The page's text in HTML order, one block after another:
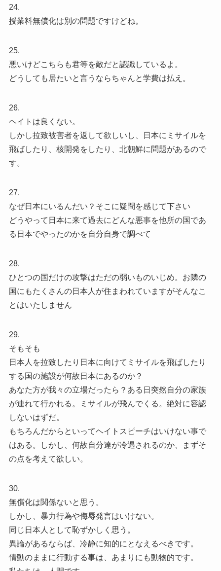
24.
授業料無償化は別の問題ですけどね。
25.
悪いけどこちらも君等を敵だと認識しているよ。
どうしても居たいと言うならちゃんと学費は払え。
26.
ヘイトは良くない。
しかし拉致被害者を返して欲しいし、日本にミサイルを
飛ばしたり、核開発をしたり、北朝鮮に問題があるので
す。
27.
なぜ日本にいるんだい？そこに疑問を感じて下さい
どうやって日本に来て過去にどんな悪事を他所の国であ
る日本でやったのかを自分自身で調べて
28.
ひとつの国だけの攻撃はただの弱いものいじめ。お隣の
国にもたくさんの日本人が住まわれていますがそんなこ
とはいたしません
29.
そもそも
日本人を拉致したり日本に向けてミサイルを飛ばしたり
する国の施設が何故日本にあるのか？
あなた方が我々の立場だったら？ある日突然自分の家族
が連れて行かれる。ミサイルが飛んでくる。絶対に容認
しないはずだ。
もちろんだからといってヘイトスピーチはいけない事で
はある。しかし、何故自分達が冷遇されるのか、まずそ
の点を考えて欲しい。
30.
無償化は関係ないと思う。
しかし、暴力行為や侮辱発言はいけない。
同じ日本人として恥ずかしく思う。
異論があるならば、冷静に知的にとなえるべきです。
情動のままに行動する事は、あまりにも動物的です。